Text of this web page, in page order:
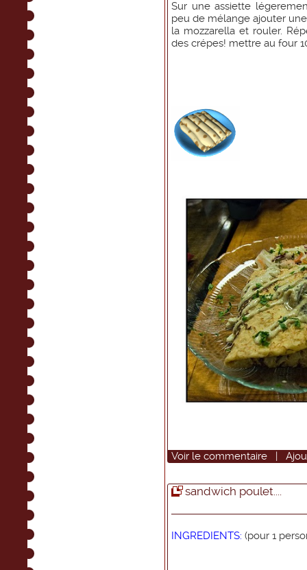
Sur une assiette
peu de mélange ajouter
la mozzarella et rouler.
des crépes! mettre au four
Voir le commentaire |
sandwich poulet....
INGREDIENTS: (pour 1